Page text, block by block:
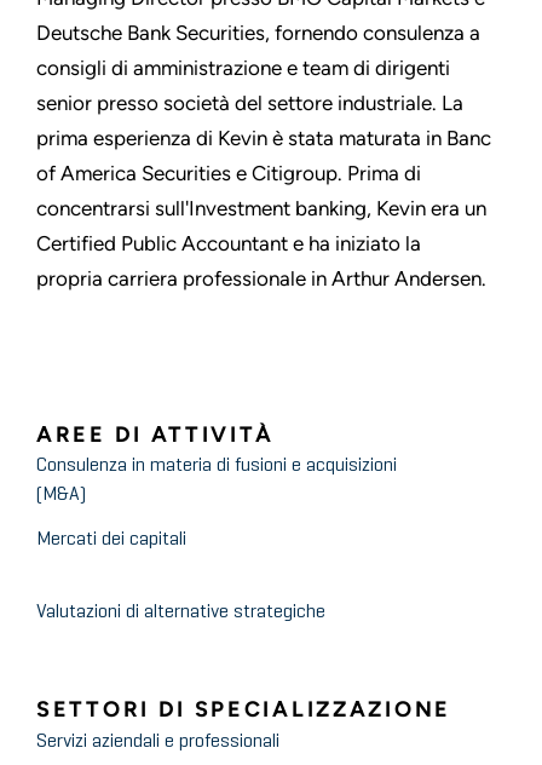
Deutsche Bank Securities, fornendo consulenza a
consigli di amministrazione e team di dirigenti
senior presso società del settore industriale. La
prima esperienza di Kevin è stata maturata in Banc
of America Securities e Citigroup. Prima di
concentrarsi sull'Investment banking, Kevin era un
Certified Public Accountant e ha iniziato la
propria carriera professionale in Arthur Andersen.
AREE DI ATTIVITÀ
Consulenza in materia di fusioni e acquisizioni
(M&A)
Mercati dei capitali
Valutazioni di alternative strategiche
SETTORI DI SPECIALIZZAZIONE
Servizi aziendali e professionali